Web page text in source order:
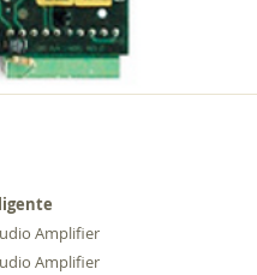
Amplifier
Amplifier